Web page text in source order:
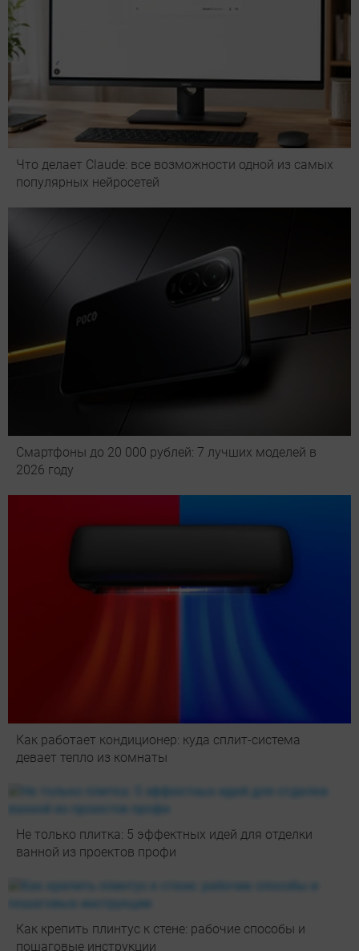
Что делает Сlaude: все возможности одной из самых
популярных нейросетей
Смартфоны до 20 000 рублей: 7 лучших моделей в
2026 году
Как работает кондиционер: куда сплит-система
девает тепло из комнаты
Не только плитка: 5 эффектных идей для отделки
ванной из проектов профи
Как крепить плинтус к стене: рабочие способы и
пошаговые инструкции